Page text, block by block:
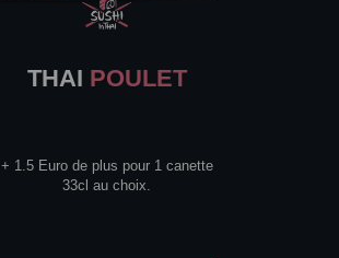
THAI POULET
+ 1.5 Euro de plus pour 1 canette
33cl au choix.